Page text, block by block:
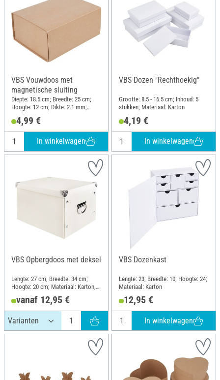
VBS Vouwdoos met
magnetische sluiting
Diepte: 18.5 cm; Breedte: 25 cm;
Hoogte: 12 cm; Dikte: 2.1 mm;
4,99 €
In winkelwagen
VBS Dozen "Rechthoekig"
Grootte: 8.5 - 16.5 cm; Inhoud: 5
stukken; Materiaal: Karton
4,19 €
In winkelwagen
VBS Opbergdoos met deksel
Lengte: 27 cm; Breedte: 34 cm;
Hoogte: 20 cm; Materiaal: Karton,
vanaf 12,95 €
VBS Dozenkast
Lengte: 23; Breedte: 10; Hoogte: 24;
Materiaal: Karton
12,95 €
In winkelwagen